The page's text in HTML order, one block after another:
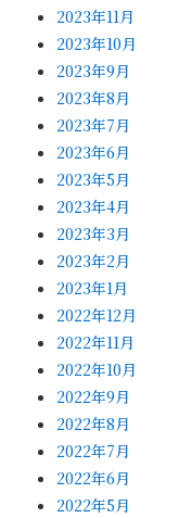
2023年11月
2023年10月
2023年9月
2023年8月
2023年7月
2023年6月
2023年5月
2023年4月
2023年3月
2023年2月
2023年1月
2022年12月
2022年11月
2022年10月
2022年9月
2022年8月
2022年7月
2022年6月
2022年5月